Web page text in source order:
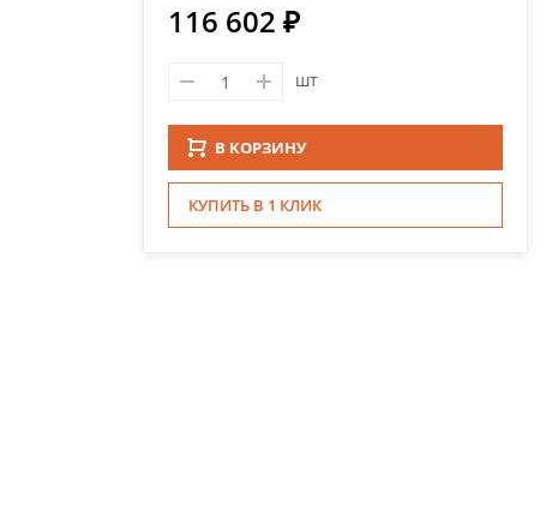
116 602 ₽
шт
В КОРЗИНУ
КУПИТЬ В 1 КЛИК